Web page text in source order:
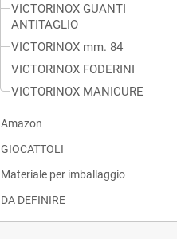
VICTORINOX GUANTI
ANTITAGLIO
VICTORINOX mm. 84
VICTORINOX FODERINI
VICTORINOX MANICURE
Amazon
GIOCATTOLI
Materiale per imballaggio
DA DEFINIRE